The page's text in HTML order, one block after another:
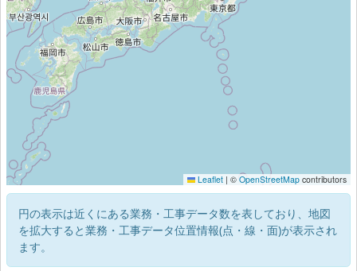
Leaflet | © OpenStreetMap contributors
円の表示は近くにある業務・工事データ数を表しており、地図
を拡大すると業務・工事データ位置情報(点・線・面)が表示され
ます。